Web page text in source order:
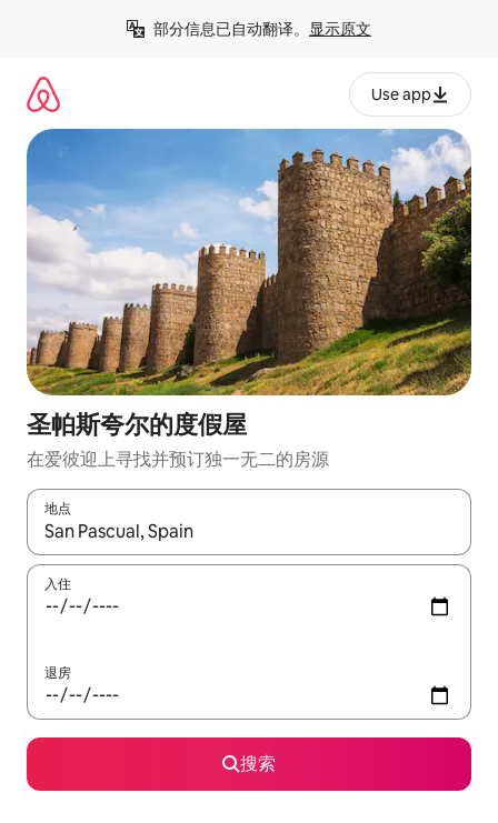
部分信息已自动翻译。 显示原文
Use app
圣帕斯夸尔的度假屋
在爱彼迎上寻找并预订独一无二的房源
地点
如有搜索结果，请使用上下方向键查看，或通过点击或滑动手势
入住
退房
搜索